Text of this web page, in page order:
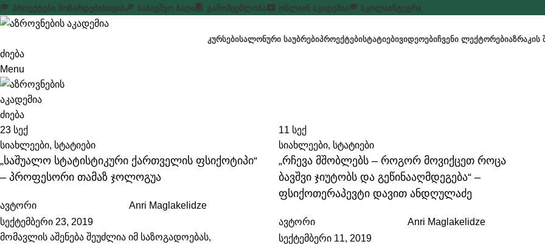
ᲞᲠᲝᲔᲥᲢᲔᲑᲘ ᲛᲝᲖᲐᲠᲓᲔᲑᲘᲡᲗᲕᲘᲡ ᲡᲐᲑᲐᲕᲨᲕᲝ ᲑᲐᲦᲘ ᲒᲐᲛᲝᲛᲪᲔᲛᲚᲝᲑᲐ ᲝᲜᲚᲐᲘᲜ ᲐᲙᲐᲓᲔᲛᲘᲐ ᲡᲙᲝᲚᲐᲘᲜᲢᲔᲒᲠᲐ
ᲙᲣᲠᲡᲔᲑᲘᲡᲐᲚᲝᲜᲣᲠᲘ ᲡᲐᲣᲑᲠᲔᲑᲘᲞᲠᲝᲔᲥᲢᲔᲑᲘᲡᲢᲐᲢᲘᲔᲑᲘᲕᲘᲓᲔᲝᲔᲑᲘᲩᲕᲔᲜᲘ ᲚᲔᲥᲢᲝᲠᲔᲑᲘᲐᲖᲠᲐᲙᲘᲡ
ძიება
Menu
ძიება
23 სექ
სიახლეები, სტატიები
„საშუალო სტატისტიკური ქართველის ფსიქოტიპი“
– პროფესორი თამაზ ჯოლოგუა
ავტორი
Anri Maglakelidze
სექტემბერი 23, 2019
მომავლის აშენება შეუძლია იმ საზოგადოებას,
11 სექ
სიახლეები, სტატიები
„რჩევა მშობლებს – როგორ მოვიქცეთ როცა
ბავშვი ჯიუტობს და გეწინააღმდეგება“ –
ფსიქოთერაპევტი დავით ანდღულაძე
ავტორი
Anri Maglakelidze
სექტემბერი 11, 2019